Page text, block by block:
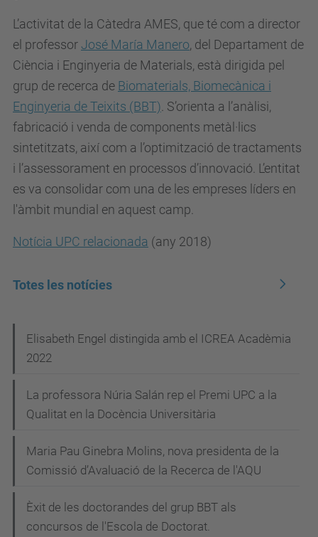
L’activitat de la Càtedra AMES, que té com a director
el professor José María Manero, del Departament de
Ciència i Enginyeria de Materials, està dirigida pel
grup de recerca de Biomaterials, Biomecànica i
Enginyeria de Teixits (BBT) . S’orienta a l’anàlisi,
fabricació i venda de components metàl·lics
sintetitzats, així com a l’optimització de tractaments
i l’assessorament en processos d’innovació. L’entitat
es va consolidar com una de les empreses líders en
l'àmbit mundial en aquest camp.
Notícia UPC relacionada (any 2018)
Totes les notícies
g
c
Elisabeth Engel distingida amb el ICREA Acadèmia
2022
La professora Núria Salán rep el Premi UPC a la
Qualitat en la Docència Universitària
Maria Pau Ginebra Molins, nova presidenta de la
Comissió d’Avaluació de la Recerca de l'AQU
Èxit de les doctorandes del grup BBT als
concursos de l'Escola de Doctorat.